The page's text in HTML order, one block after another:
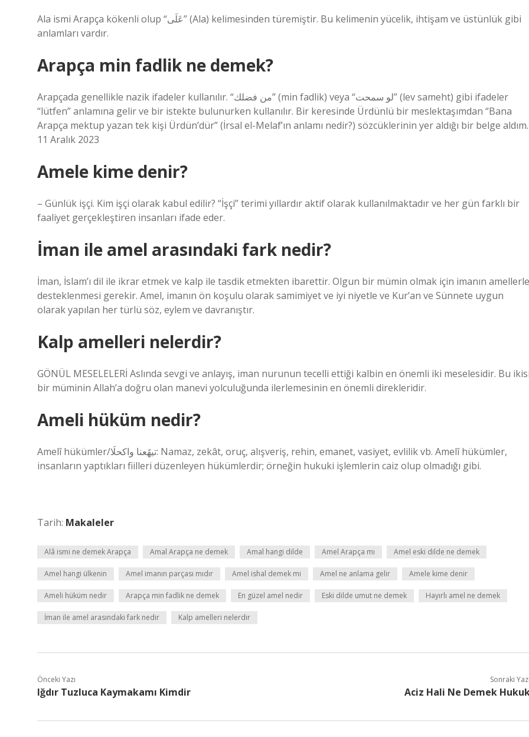
Ala ismi Arapça kökenli olup “عَلَى” (Ala) kelimesinden türemiştir. Bu kelimenin yücelik, ihtişam ve üstünlük gibi
anlamları vardır.
Arapça min fadlik ne demek?
Arapçada genellikle nazik ifadeler kullanılır. “من فضلك” (min fadlik) veya “لو سمحت” (lev sameht) gibi ifadeler
“lütfen” anlamına gelir ve bir istekte bulunurken kullanılır. Bir keresinde Ürdünlü bir meslektaşımdan “Bana
Arapça mektup yazan tek kişi Ürdün’dür” (İrsal el-Melaf’ın anlamı nedir?) sözcüklerinin yer aldığı bir belge aldım.
11 Aralık 2023
Amele kime denir?
– Günlük işçi. Kim işçi olarak kabul edilir? “İşçi” terimi yıllardır aktif olarak kullanılmaktadır ve her gün farklı bir
faaliyet gerçekleştiren insanları ifade eder.
İman ile amel arasındaki fark nedir?
İman, İslam’ı dil ile ikrar etmek ve kalp ile tasdik etmekten ibarettir. Olgun bir mümin olmak için imanın amellerle
desteklenmesi gerekir. Amel, imanın ön koşulu olarak samimiyet ve iyi niyetle ve Kur’an ve Sünnete uygun
olarak yapılan her türlü söz, eylem ve davranıştır.
Kalp amelleri nelerdir?
GÖNÜL MESELELERİ Aslında sevgi ve anlayış, iman nurunun tecelli ettiği kalbin en önemli iki meselesidir. Bu
bir müminin Allah’a doğru olan manevi yolculuğunda ilerlemesinin en önemli direkleridir.
Ameli hüküm nedir?
Amelî hükümler/تيهًعنا واكحلَا: Namaz, zekât, oruç, alışveriş, rehin, emanet, vasiyet, evlilik vb. Amelî hükümler,
insanların yaptıkları fiilleri düzenleyen hükümlerdir; örneğin hukuki işlemlerin caiz olup olmadığı gibi.
Tarih: Makaleler
Alâ ismi ne demek Arapça Amal Arapça ne demek Amal hangi dilde Amel Arapça mı Amel eski dilde ne demek
Amel hangi ülkenin Amel imanın parçası mıdır Amel ishal demek mi Amel ne anlama gelir Amele kime denir
Ameli hüküm nedir Arapça min fadlik ne demek En güzel amel nedir Eski dilde umut ne demek Hayırlı amel ne demek
İman ile amel arasındaki fark nedir Kalp amelleri nelerdir
Önceki Yazı
Iğdır Tuzluca Kaymakamı Kimdir
Sonraki
Aciz Hali Ne Demek